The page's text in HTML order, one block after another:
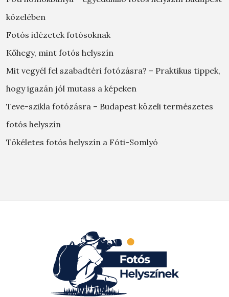
közelében
Fotós idézetek fotósoknak
Kőhegy, mint fotós helyszín
Mit vegyél fel szabadtéri fotózásra? – Praktikus tippek,
hogy igazán jól mutass a képeken
Teve-szikla fotózásra – Budapest közeli természetes
fotós helyszín
Tökéletes fotós helyszín a Fóti-Somlyó